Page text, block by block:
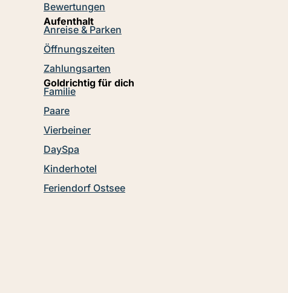
Bewertungen
Aufenthalt
Anreise & Parken
Öffnungszeiten
Zahlungsarten
Goldrichtig für dich
Familie
Paare
Vierbeiner
DaySpa
Kinderhotel
Feriendorf Ostsee